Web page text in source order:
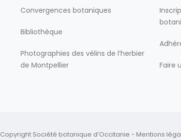
Convergences botaniques
Bibliothèque
Photographies des vélins de l’herbier
de Montpellier
Faire
Copyright Société botanique d’Occitanie - Mentions